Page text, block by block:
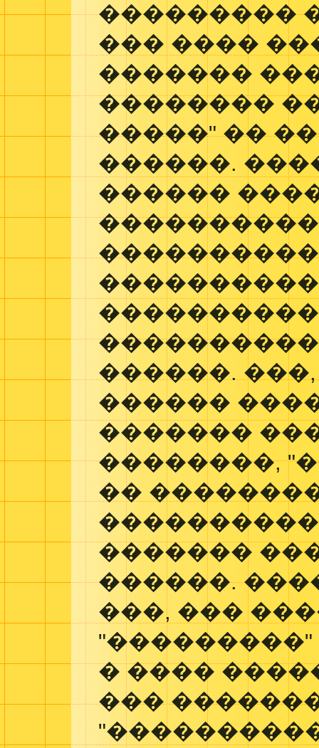
���������
��� ����
�������
��������
�����" ��
������.
������
����������
������.
������
�������
��������,
��
����������
�������
������.
���, ���
� ����
���